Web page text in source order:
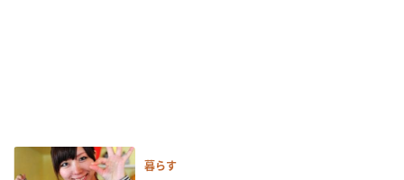
暮らす